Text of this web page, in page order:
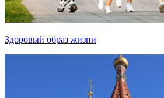
Здоровый образ жизни